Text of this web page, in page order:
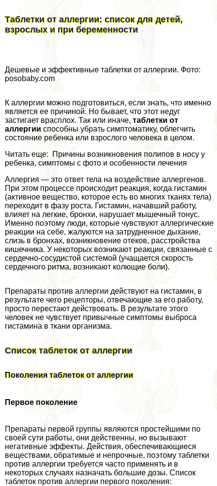
Таблетки от аллергии: список для детей,
взрослых и при беременности
Дешевые и эффективные таблетки от аллергии. Фото:
posobaby.com
К аллергии можно подготовиться, если знать, что именно
является ее причиной. Но бывает, что этот недуг
застигает врасплох. Так или иначе, таблетки от
аллергии способны убрать симптоматику, облегчить
состояние ребенка или взрослого человека в целом.
Читать еще: Причины возникновения полипов в носу у
ребенка, симптомы с фото и особенности лечения
Аллергия — это ответ тела на воздействие аллергенов.
При этом процессе происходит реакция, когда гистамин
(активное вещество, которое есть во многих тканях тела)
переходит в фазу роста. Гистамин, начавший работу,
влияет на легкие, бронхи, нарушает мышечный тонус.
Именно поэтому люди, которые чувствуют аллергические
реакции на себе, жалуются на затрудненное дыхание,
слизь в бронхах, возникновение отеков, расстройства
кишечника. У некоторых возникают реакции, связанные с
сердечно-сосудистой системой (учащается скорость
сердечного ритма, возникают колющие боли).
Препараты против аллергии действуют на гистамин, в
результате чего рецепторы, отвечающие за его работу,
просто перестают действовать. В результате этого
человек не чувствует привычные симптомы выброса
гистамина в ткани организма.
Список таблеток от аллергии
Поколения таблеток от аллергии
Первое поколение
Препараты первой группы являются простейшими по
своей сути работы, они действенны, но вызывают
негативные эффекты. Действия, обеспечивающиеся
веществами, обратимые и непрочные, поэтому таблетки
против аллергии требуется часто применять и в
некоторых случаях назначать большие дозы. Список
таблеток против аллергии первого поколения: